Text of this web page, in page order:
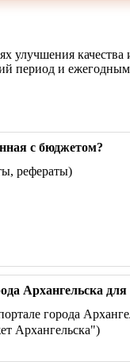
улучшения
период и
с бюджетом?
рефераты)
Архангельска для
города
Архангельска")